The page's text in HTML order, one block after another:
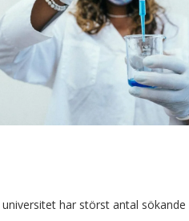
har störst antal